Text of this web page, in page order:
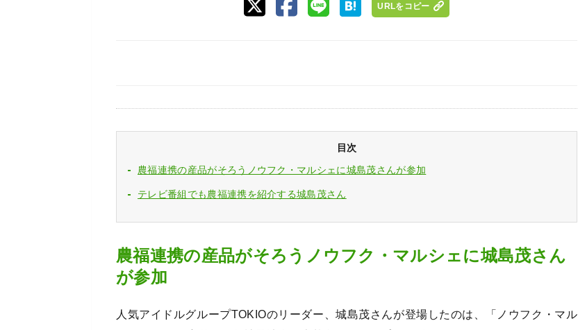
URLをコピー
目次
農福連携の産品がそろうノウフク・マルシェに城島茂さんが参加
テレビ番組でも農福連携を紹介する城島茂さん
農福連携の産品がそろうノウフク・マルシェに城島茂さん
が参加
人気アイドルグループTOKIOのリーダー、城島茂さんが登場したのは、「ノウフク・マル